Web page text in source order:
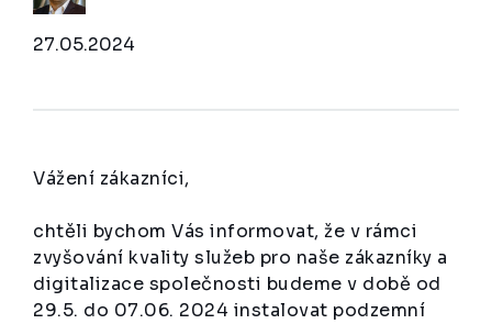
27.05.2024
Vážení zákazníci,
chtěli bychom Vás informovat, že v rámci
zvyšování kvality služeb pro naše zákazníky a
digitalizace společnosti budeme v době od
29.5. do 07.06. 2024 instalovat podzemní